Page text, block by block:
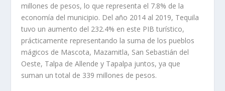
millones de pesos, lo que representa el 7.8% de la
economía del municipio. Del año 2014 al 2019, Tequila
tuvo un aumento del 232.4% en este PIB turístico,
prácticamente representando la suma de los pueblos
mágicos de Mascota, Mazamitla, San Sebastián del
Oeste, Talpa de Allende y Tapalpa juntos, ya que
suman un total de 339 millones de pesos.